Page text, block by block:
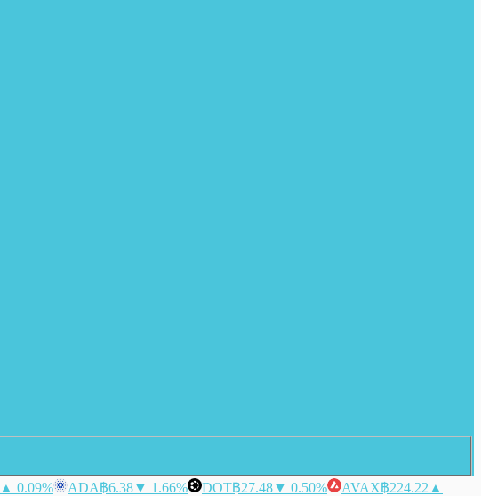
▲ 0.09% ADA฿6.38▼ 1.66% DOT฿27.48▼ 0.50% AVAX฿224.22 ▲